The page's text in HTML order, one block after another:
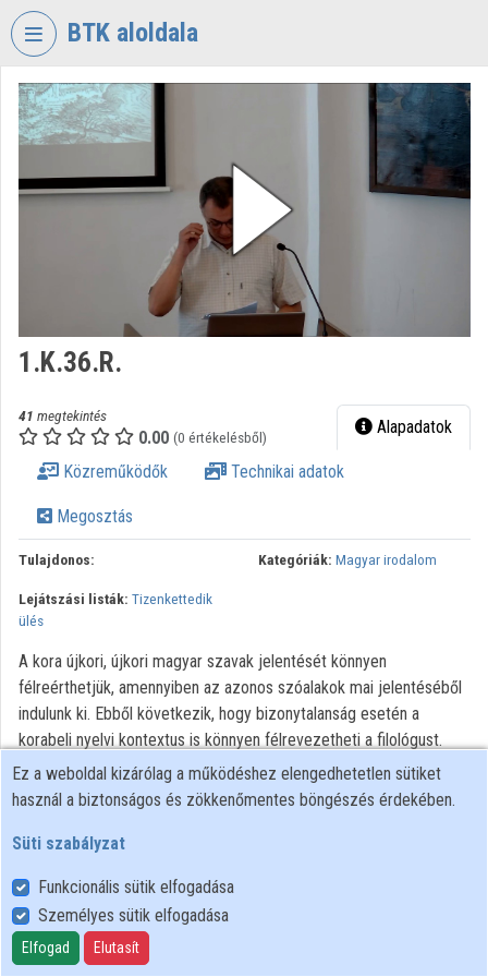
Fejléc kihagyása
BTK aloldala
VIDEOTORIUM
KUTATÓKÖZPONT
Intézményi felfedezés
Kategóriák
Intézményi listák
Intézmények
Közreműködők
1.K.36.R.
41 megtekintés
0.00 (0 értékelésből) Alapadatok
Közreműködők Technikai adatok
Megosztás
Tulajdonos: Kategóriák: Magyar irodalom
Lejátszási listák: Tizenkettedik
ülés
A kora újkori, újkori magyar szavak jelentését könnyen
félreérthetjük, amennyiben az azonos szóalakok mai jelentéséből
indulunk ki. Ebből következik, hogy bizonytalanság esetén a
korabeli nyelvi kontextus is könnyen félrevezetheti a filológust.
Szerencsés esetben azonban a magyar szöveg vagy egy idegen
nyelvű szöveg fordítása, vagy – sokkal ritkábban – amennyiben
Johann Arndt kegyességi sikerkönyve, a Vier Bücher vom wahren
fordításban A’ ki a’ Kristusban nem él! hanem Szivét Világhoz
ragasztja, annak tsak külsö betű szerént való ismérete vagyon a’
Szent irásban, de nem kóstolja annak erejét, és az el rejtett
Ez a weboldal kizárólag a működéshez elengedhetetlen sütiket
használ a biztonságos és zökkenőmentes böngészés érdekében.
Süti szabályzat
Funkcionális sütik elfogadása
Személyes sütik elfogadása
Elfogad Elutasít